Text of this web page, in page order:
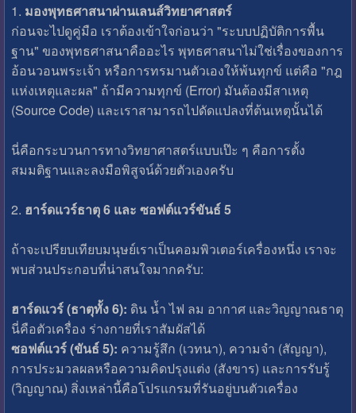
1. มองพุทธศาสนาผ่านเลนส์วิทยาศาสตร์
ก่อนจะไปดูคู่มือ เราต้องเข้าใจก่อนว่า "ระบบปฏิบัติการพื้น
ฐาน" ของพุทธศาสนาคืออะไร พุทธศาสนาไม่ใช่เรื่องของการ
อ้อนวอนพระเจ้า หรือการทรมานตัวเองให้พ้นทุกข์ แต่คือ "กฎ
แห่งเหตุและผล" ถ้ามีความทุกข์ (Error) มันต้องมีสาเหตุ
(Source Code) และเราสามารถไปดัดแปลงที่ต้นเหตุนั้นได้
นี่คือกระบวนการทางวิทยาศาสตร์แบบเป๊ะ ๆ คือการตั้ง
สมมติฐานและลงมือพิสูจน์ด้วยตัวเองครับ
2. ฮาร์ดแวร์ธาตุ 6 และ ซอฟต์แวร์ขันธ์ 5
ถ้าจะเปรียบเทียบมนุษย์เราเป็นคอมพิวเตอร์เครื่องหนึ่ง เราจะ
พบส่วนประกอบที่น่าสนใจมากครับ:
ฮาร์ดแวร์ (ธาตุทั้ง 6): ดิน น้ำ ไฟ ลม อากาศ และวิญญาณธาตุ
นี่คือตัวเครื่อง ร่างกายที่เราสัมผัสได้
ซอฟต์แวร์ (ขันธ์ 5): ความรู้สึก (เวทนา), ความจำ (สัญญา),
การประมวลผลหรือความคิดปรุงแต่ง (สังขาร) และการรับรู้
(วิญญาณ) สิ่งเหล่านี้คือโปรแกรมที่รันอยู่บนตัวเครื่อง